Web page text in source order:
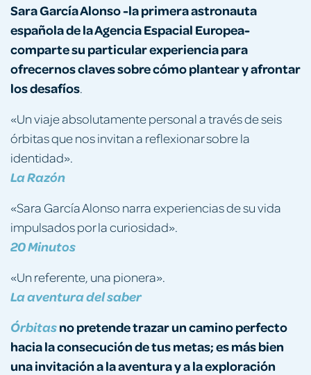
Sara García Alonso -la primera astronauta
española de la Agencia Espacial Europea-
comparte su particular experiencia para
ofrecernos claves sobre cómo plantear y afrontar
los desafíos.
«Un viaje absolutamente personal a través de seis
órbitas que nos invitan a reflexionar sobre la
identidad».
La Razón
«Sara García Alonso narra experiencias de su vida
impulsados por la curiosidad».
20 Minutos
«Un referente, una pionera».
La aventura del saber
Órbitasno pretende trazar un camino perfecto
hacia la consecución de tus metas; es más bien
una invitación a la aventura y a la exploración